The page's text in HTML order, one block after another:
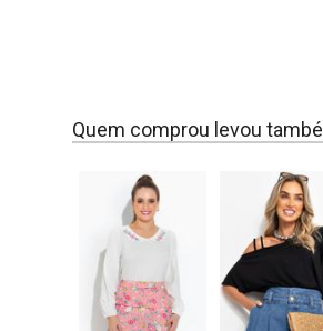
Quem comprou levou